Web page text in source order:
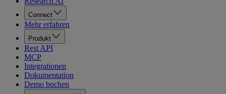
Connect
Mehr erfahren
Produkt
Rest API
MCP
Integrationen
Dokumentation
Demo buchen